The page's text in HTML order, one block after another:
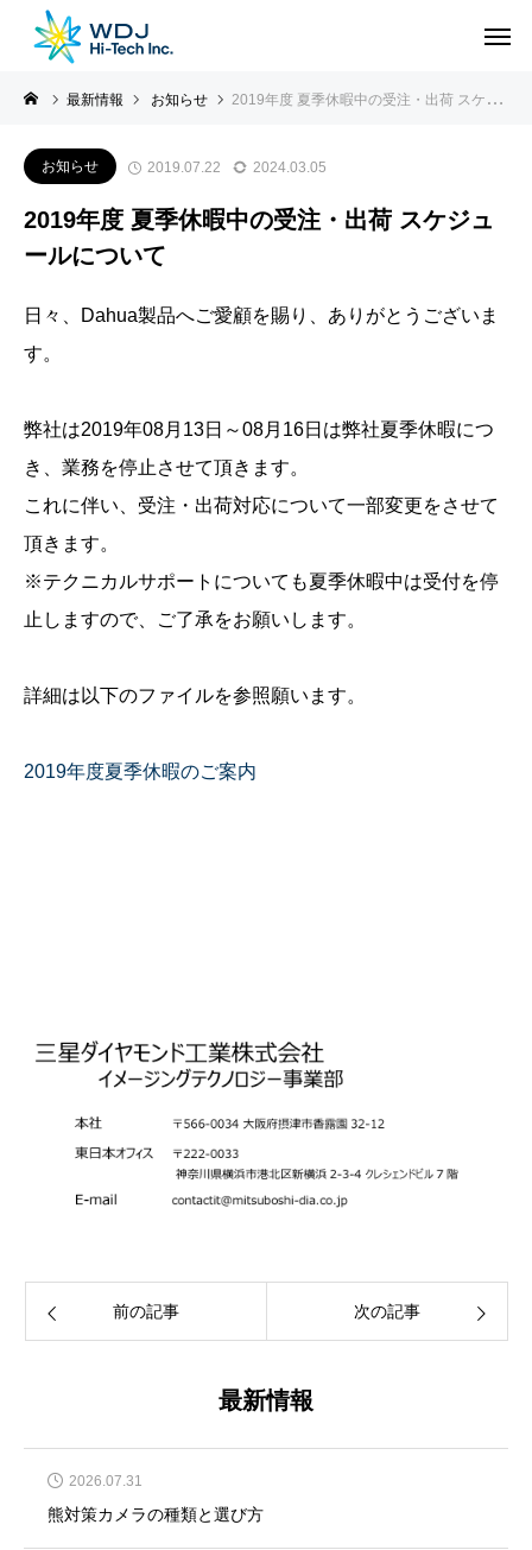
最新情報 お知らせ 2019年度 夏季休暇中の受注・出荷 スケジュールについて
お知らせ 2019.07.22 2024.03.05
2019年度 夏季休暇中の受注・出荷 スケジュ
ールについて
日々、Dahua製品へご愛顧を賜り、ありがとうございま
す。
弊社は2019年08月13日～08月16日は弊社夏季休暇につ
き、業務を停止させて頂きます。
これに伴い、受注・出荷対応について一部変更をさせて
頂きます。
※テクニカルサポートについても夏季休暇中は受付を停
止しますので、ご了承をお願いします。
詳細は以下のファイルを参照願います。
2019年度夏季休暇のご案内
前の記事 次の記事
最新情報
2026.07.31
熊対策カメラの種類と選び方